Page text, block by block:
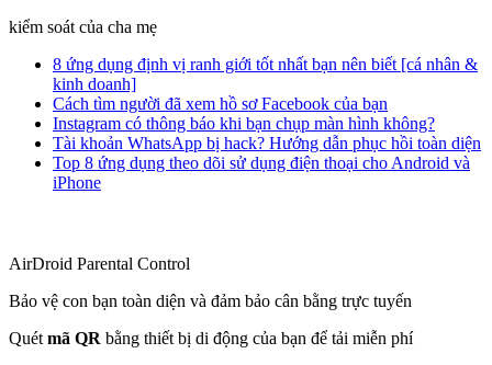
kiểm soát của cha mẹ
8 ứng dụng định vị ranh giới tốt nhất bạn nên biết [cá nhân &
kinh doanh]
Cách tìm người đã xem hồ sơ Facebook của bạn
Instagram có thông báo khi bạn chụp màn hình không?
Tài khoản WhatsApp bị hack? Hướng dẫn phục hồi toàn diện
Top 8 ứng dụng theo dõi sử dụng điện thoại cho Android và
iPhone
AirDroid Parental Control
Bảo vệ con bạn toàn diện và đảm bảo cân bằng trực tuyến
Quét mã QR bằng thiết bị di động của bạn để tải miễn phí